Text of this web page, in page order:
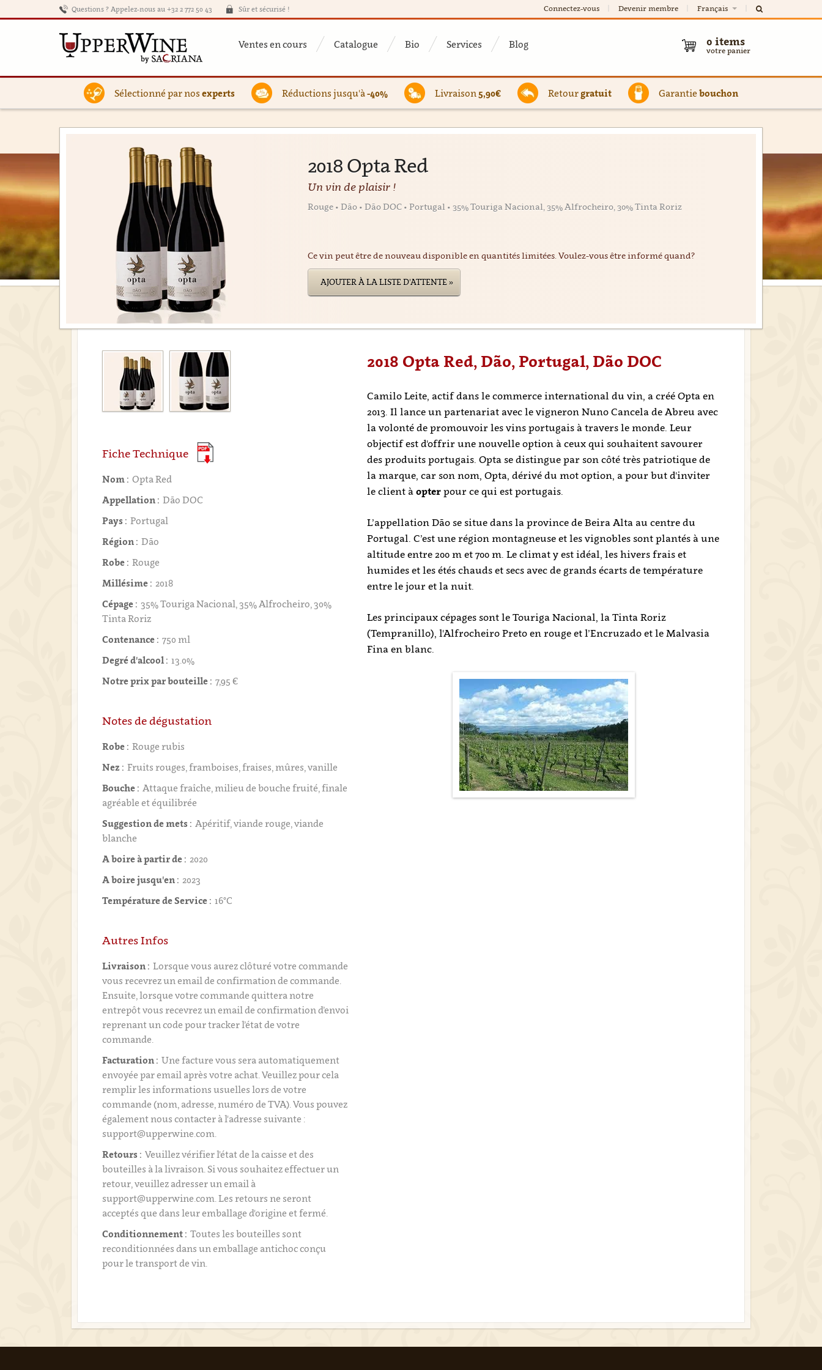
Questions ? Appelez-nous au +32 2 772 50 43 Sûr et sécurisé ! Connectez-vous Devenir membre Français
Ventes en cours Catalogue Bio Services Blog 0 items
votre panier
Sélectionné par nos experts Réductions jusqu'à-40% Livraison 5,90€ Retour gratuit Garantiebouchon
2018 Opta Red
Un vin de plaisir !
Rouge • Dão • Dão DOC • Portugal • 35% Touriga Nacional, 35% Alfrocheiro, 30% Tinta Roriz
Ce vin peut être de nouveau disponible en quantités limitées. Voulez-vous être informé quand?
AJOUTER À LA LISTE D'ATTENTE »
2018 Opta Red, Dão, Portugal, Dão DOC
Camilo Leite, actif dans le commerce international du vin, a créé Opta en
2013. Il lance un partenariat avec le vigneron Nuno Cancela de Abreu avec
la volonté de promouvoir les vins portugais à travers le monde. Leur
objectif est d'offrir une nouvelle option à ceux qui souhaitent savourer
des produits portugais. Opta se distingue par son côté très patriotique de
la marque, car son nom, Opta, dérivé du mot option, a pour but d'inviter
le client àopter pour ce qui est portugais.
L’appellation Dão se situe dans la province de Beira Alta au centre du
Portugal. C’est une région montagneuse et les vignobles sont plantés à une
altitude entre 200 m et 700 m. Le climat y est idéal, les hivers frais et
humides et les étés chauds et secs avec de grands écarts de température
entre le jour et la nuit.
Les principaux cépages sont le Touriga Nacional, la Tinta Roriz
(Tempranillo), l'Alfrocheiro Preto en rouge et l’Encruzado et le Malvasia
Fina en blanc.
Fiche Technique
Nom : Opta Red
Appellation : Dão DOC
Pays : Portugal
Région : Dão
Robe : Rouge
Millésime : 2018
Cépage : 35% Touriga Nacional, 35% Alfrocheiro, 30%
Tinta Roriz
Contenance : 750 ml
Degré d'alcool : 13.0%
Notre prix par bouteille : 7,95 €
Notes de dégustation
Robe : Rouge rubis
Nez : Fruits rouges, framboises, fraises, mûres, vanille
Bouche : Attaque fraîche, milieu de bouche fruité, finale
agréable et équilibrée
Suggestion de mets : Apéritif, viande rouge, viande
blanche
A boire à partir de : 2020
A boire jusqu'en : 2023
Température de Service : 16°C
Autres Infos
Livraison : Lorsque vous aurez clôturé votre commande
vous recevrez un email de confirmation de commande.
Ensuite, lorsque votre commande quittera notre
entrepôt vous recevrez un email de confirmation d’envoi
reprenant un code pour tracker l’état de votre
commande.
Facturation : Une facture vous sera automatiquement
envoyée par email après votre achat. Veuillez pour cela
remplir les informations usuelles lors de votre
commande (nom, adresse, numéro de TVA). Vous pouvez
également nous contacter à l'adresse suivante :
support@upperwine.com.
Retours : Veuillez vérifier l'état de la caisse et des
bouteilles à la livraison. Si vous souhaitez effectuer un
retour, veuillez adresser un email à
support@upperwine.com. Les retours ne seront
acceptés que dans leur emballage d'origine et fermé.
Conditionnement : Toutes les bouteilles sont
reconditionnées dans un emballage antichoc conçu
pour le transport de vin.